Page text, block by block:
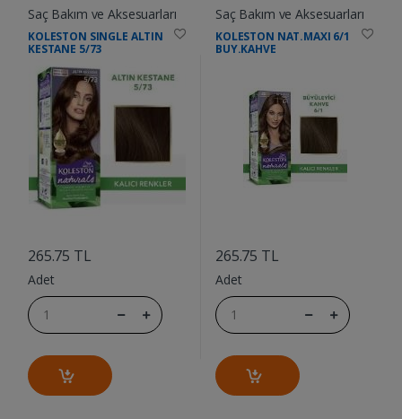
Saç Bakım ve Aksesuarları
KOLESTON SINGLE ALTIN
KESTANE 5/73
265.75 TL
Adet
Saç Bakım ve Aksesuarları
KOLESTON NAT.MAXI 6/1
BUY.KAHVE
265.75 TL
Adet